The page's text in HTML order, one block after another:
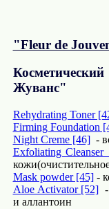
"Fleur de
Жуванс"
Rehydrating Toner
Firming Foundation
Night Creme [46]-
Exfoliating
Mask powder [45]-
Aloe Activator [52]
и аллантоин